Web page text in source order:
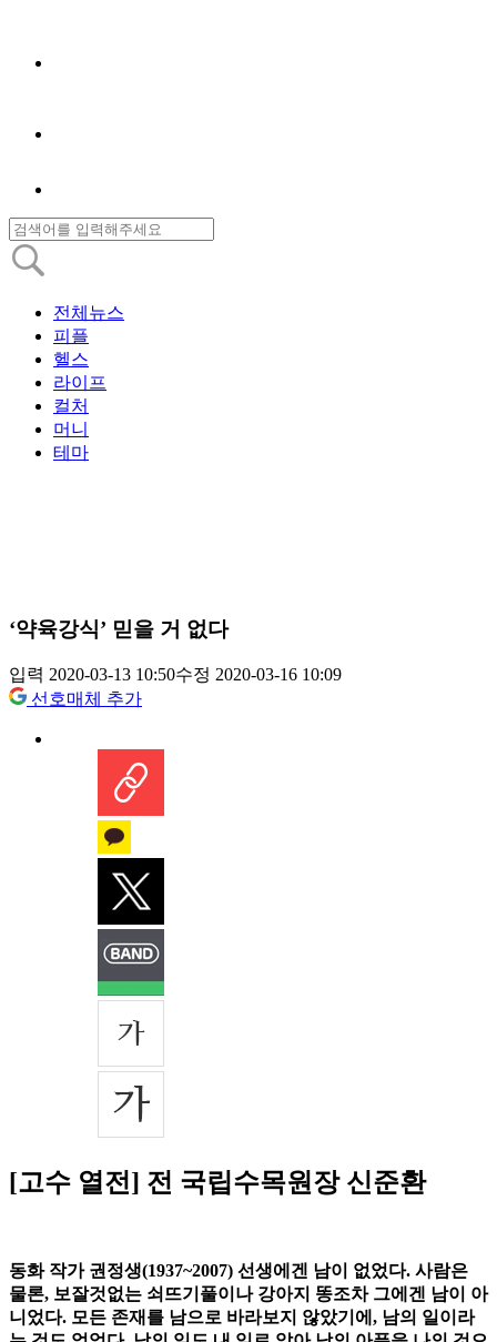
전체뉴스
피플
헬스
라이프
컬처
머니
테마
‘약육강식’ 믿을 거 없다
입력 2020-03-13 10:50수정 2020-03-16 10:09
선호매체 추가
[고수 열전] 전 국립수목원장 신준환
동화 작가 권정생(1937~2007) 선생에겐 남이 없었다. 사람은
물론, 보잘것없는 쇠뜨기풀이나 강아지 똥조차 그에겐 남이 아
니었다. 모든 존재를 남으로 바라보지 않았기에, 남의 일이라